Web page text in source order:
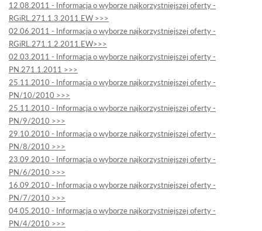
12.08.2011 - Informacja o wyborze najkorzystniejszej oferty -
RGiRL.271.1.3.2011.EW >>>
02.06.2011 - Informacja o wyborze najkorzystniejszej oferty -
RGiRL.271.1.2.2011.EW>>>
02.03.2011 - Informacja o wyborze najkorzystniejszej oferty -
PN.271.1.2011 >>>
25.11.2010 - Informacja o wyborze najkorzystniejszej oferty -
PN/10/2010 >>>
25.11.2010 - Informacja o wyborze najkorzystniejszej oferty -
PN/9/2010 >>>
29.10.2010 - Informacja o wyborze najkorzystniejszej oferty -
PN/8/2010 >>>
23.09.2010 - Informacja o wyborze najkorzystniejszej oferty -
PN/6/2010 >>>
16.09.2010 - Informacja o wyborze najkorzystniejszej oferty -
PN/7/2010 >>>
04.05.2010 - Informacja o wyborze najkorzystniejszej oferty -
PN/4/2010 >>>